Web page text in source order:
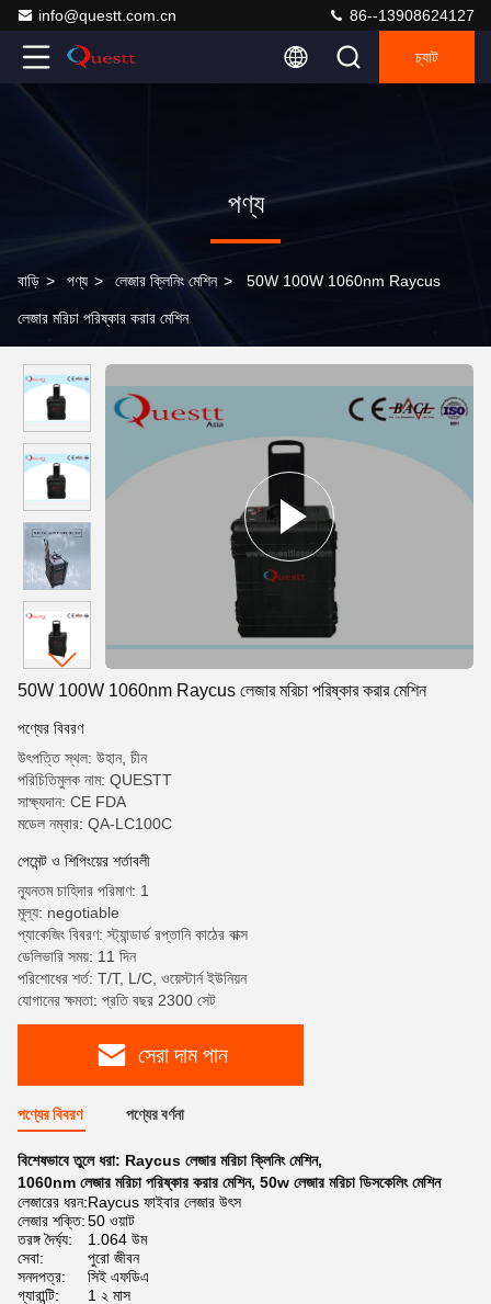
info@questt.com.cn 86--13908624127
চ্যাট
পণ্য
বাড়ি > পণ্য > লেজার ক্লিনিং মেশিন > 50W 100W 1060nm Raycus
লেজার মরিচা পরিষ্কার করার মেশিন
50W 100W 1060nm Raycus লেজার মরিচা পরিষ্কার করার মেশিন
পণ্যের বিবরণ
উৎপত্তি স্থল: উহান, চীন
পরিচিতিমুলক নাম: QUESTT
সাক্ষ্যদান: CE FDA
মডেল নম্বার: QA-LC100C
পেমেন্ট ও শিপিংয়ের শর্তাবলী
ন্যূনতম চাহিদার পরিমাণ: 1
মূল্য: negotiable
প্যাকেজিং বিবরণ: স্ট্যান্ডার্ড রপ্তানি কাঠের বাক্স
ডেলিভারি সময়: 11 দিন
পরিশোধের শর্ত: T/T, L/C, ওয়েস্টার্ন ইউনিয়ন
যোগানের ক্ষমতা: প্রতি বছর 2300 সেট
সেরা দাম পান
পণ্যের বিবরণ পণ্যের বর্ণনা
বিশেষভাবে তুলে ধরা: Raycus লেজার মরিচা ক্লিনিং মেশিন,
1060nm লেজার মরিচা পরিষ্কার করার মেশিন, 50w লেজার মরিচা ডিসকেলিং মেশিন
লেজারের ধরন:Raycus ফাইবার লেজার উৎস
লেজার শক্তি:50 ওয়াট
তরঙ্গ দৈর্ঘ্য:
1.064 উম
সেবা:
পুরো জীবন
সনদপত্র:
সিই এফডিএ
গ্যারান্টি:
1 ২ মাস